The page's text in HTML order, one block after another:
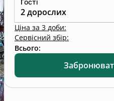
Гості
2 дорослих
Ціна за 3 доби:
Сервісний збір:
Всього: